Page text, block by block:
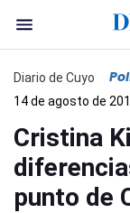
Diario de Cuyo
14 de agosto de
Cristina
punto de